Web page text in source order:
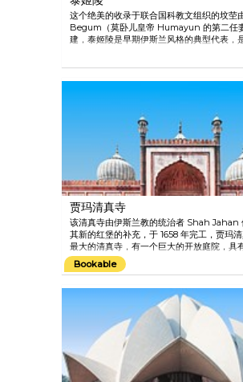
这个绝美的收录于联合国科教文组织的坟茔
Begum（莫卧儿皇帝 Humayun 的第二任
建，泰姬陵是早期伊斯兰风格的典型代表，
陵墓。 泰姬陵于 1632 年开始修建，主陵于
贾玛清真寺
该清真寺由伊斯兰教的统治者 Shah Jahan
其新的红堡的补充，于 1658 年完工，贾玛
最大的清真寺，有一个巨大的开放庭院，具
房，以及一个浩大的圆顶和两座尖塔。
Bookable